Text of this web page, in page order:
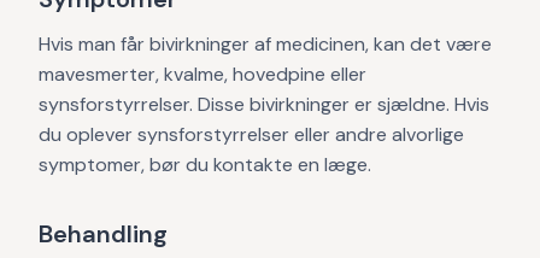
Hvis man får bivirkninger af medicinen, kan det være
mavesmerter, kvalme, hovedpine eller
synsforstyrrelser. Disse bivirkninger er sjældne. Hvis
du oplever synsforstyrrelser eller andre alvorlige
symptomer, bør du kontakte en læge.
Behandling